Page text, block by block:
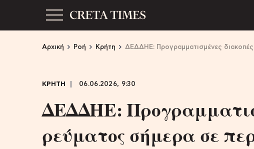
Αρχική Ροή Κρήτη ΔΕΔΔΗΕ: Προγραμματισμένες
ΚΡΗΤΗ 06.06.2026, 9:30
ΔΕΔΔΗΕ:
ρεύματος σήμερα σε